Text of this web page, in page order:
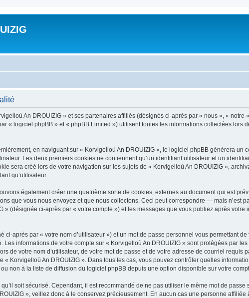
An DROUIZIG » et ses partenaires affiliés (désignés ci-après par « nous », « notre
« logiciel phpBB » et « phpBB Limited ») utilisent toutes les informations collectées lors
en naviguant sur « Korvigelloù An DROUIZIG », le logiciel phpBB génèrera un
Les deux premiers cookies ne contiennent qu’un identifiant utilisateur et un
sera créé lors de votre navigation sur les sujets de « Korvigelloù An DROUIZIG »,
qu’utilisateur.
également créer une quatrième sorte de cookies, externes au document qui est
que vous nous envoyez et que nous collectons. Ceci peut correspondre — mais n’est
» (désignée ci-après par « votre compte ») et les messages que vous publiez après
après par « votre nom d’utilisateur ») et un mot de passe personnel vous permettant
informations de votre compte sur « Korvigelloù An DROUIZIG » sont protégées par
de votre nom d’utilisateur, de votre mot de passe et de votre adresse de courriel requis
Korvigelloù An DROUIZIG ». Dans tous les cas, vous pouvez contrôler quelles
non à la liste de diffusion du logiciel phpBB depuis une option disponible sur votre
soit sécurisé. Cependant, il est recommandé de ne pas utiliser le même mot de passe
», veillez donc à le conservez précieusement. En aucun cas une personne